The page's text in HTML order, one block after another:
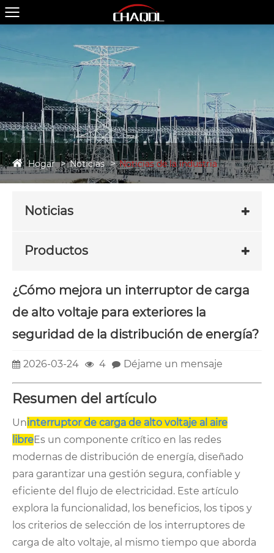
Hogar Noticias Noticias de la industria
Noticias
Productos
¿Cómo mejora un interruptor de carga
de alto voltaje para exteriores la
seguridad de la distribución de energía?
2026-03-24 4 Déjame un mensaje
Resumen del artículo
Uninterruptor de carga de alto voltaje al aire
libreEs un componente crítico en las redes
modernas de distribución de energía, diseñado
para garantizar una gestión segura, confiable y
eficiente del flujo de electricidad. Este artículo
explora la funcionalidad, los beneficios, los tipos y
los criterios de selección de los interruptores de
carga de alto voltaje, al mismo tiempo que aborda